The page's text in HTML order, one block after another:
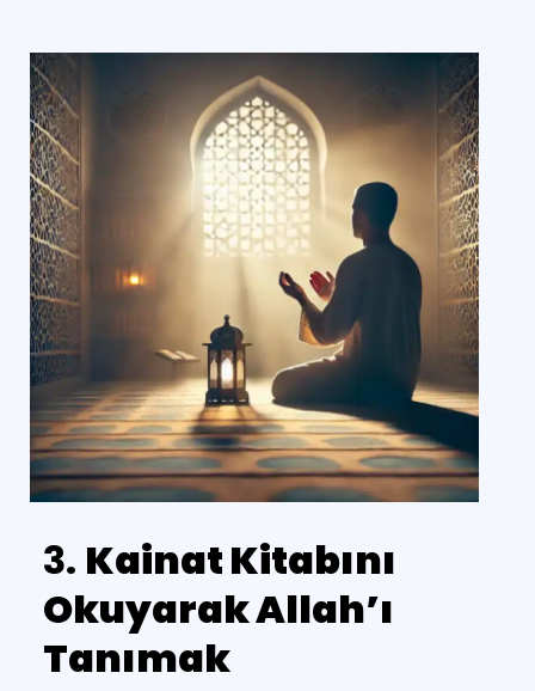
3. Kainat Kitabını
Okuyarak Allah’ı
Tanımak